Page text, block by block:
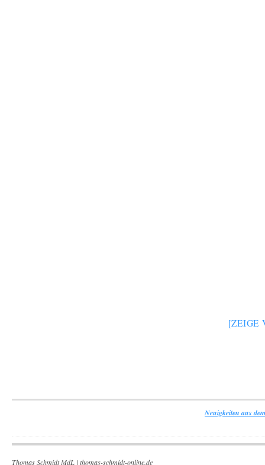
[ZEIGE
Neuigkeiten aus
Thomas Schmidt MdL | thomas-schmidt-online.de